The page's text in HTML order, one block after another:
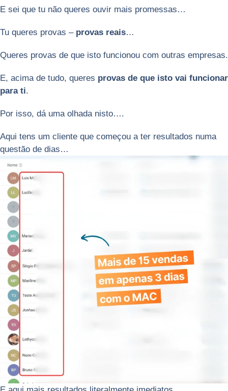
E sei que tu não queres ouvir mais promessas…
Tu queres provas – provas reais…
Queres provas de que isto funcionou com outras empresas.
E, acima de tudo, queres provas de que isto vai funcionar
para ti.
Por isso, dá uma olhada nisto….
Aqui tens um cliente que começou a ter resultados numa
questão de dias…